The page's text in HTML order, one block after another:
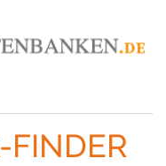
FINDER